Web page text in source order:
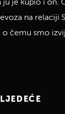
ju je kupio i on.
na relaciji
čemu smo